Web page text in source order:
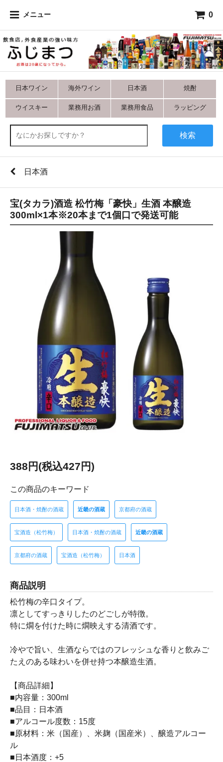
メニュー 0
日本ワイン 海外ワイン 日本酒 焼酎
ウイスキー 業務用お酒 業務用食品 ラッピング
検索
日本酒
宝(タカラ)酒造 松竹梅「豪快」生酒 本醸造
300ml×1本※20本まで1個口で発送可能
388円(税込427円)
この商品のキーワード
日本酒・焼酎の酒蔵 近畿の酒蔵 京都府の酒蔵
宝酒造（松竹梅） 日本酒・焼酎の酒蔵 近畿の酒蔵
京都府の酒蔵 宝酒造（松竹梅） 日本酒
商品説明
松竹梅の辛口タイプ。
凛としてすっきりしたのどごしが特徴。
特に燗を付けた時に燗映えする清酒です。
冷やで旨い、生酒ならではのフレッシュな香りと飲みご
たえのある味わいを併せ持つ本醸造生酒。
【商品詳細】
■内容量：300ml
■品目：日本酒
■アルコール度数：15度
■原材料：米（国産）、米麹（国産米）、醸造アルコー
ル
■日本酒度：+5